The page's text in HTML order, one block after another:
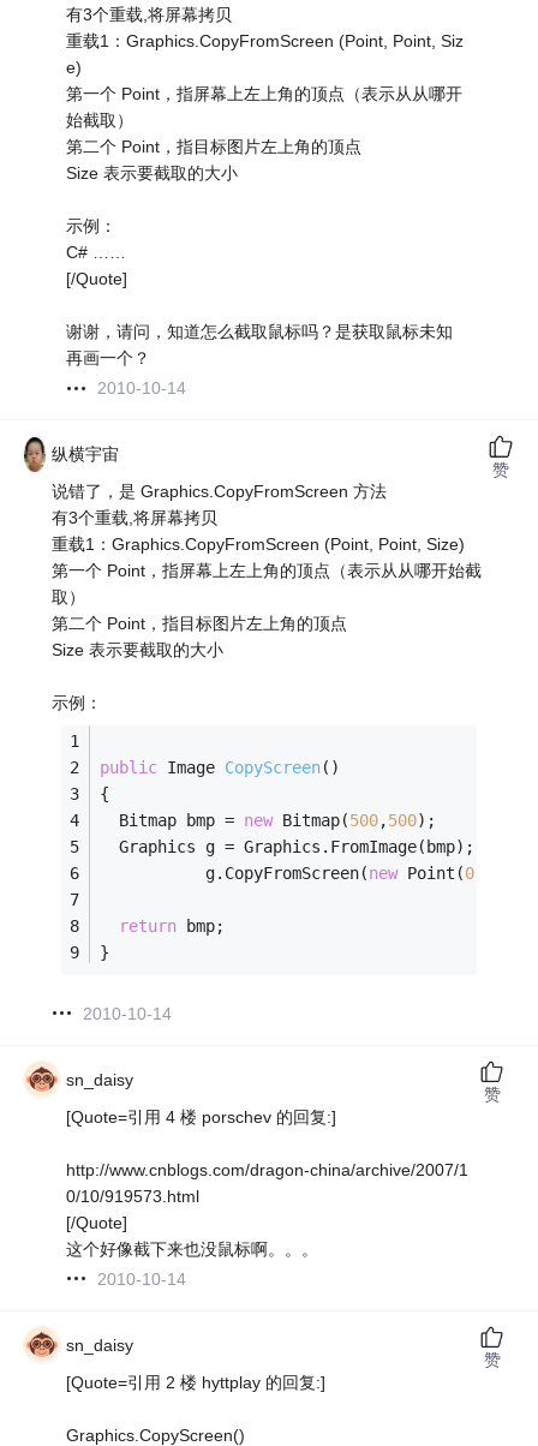
有3个重载,将屏幕拷贝
重载1：Graphics.CopyFromScreen (Point, Point, Siz
e)
第一个 Point，指屏幕上左上角的顶点（表示从从哪开
始截取）
第二个 Point，指目标图片左上角的顶点
Size 表示要截取的大小
示例：
C# ……
[/Quote]
谢谢，请问，知道怎么截取鼠标吗？是获取鼠标未知
再画一个？
2010-10-14
纵横宇宙
说错了，是 Graphics.CopyFromScreen 方法
有3个重载,将屏幕拷贝
重载1：Graphics.CopyFromScreen (Point, Point, Size)
第一个 Point，指屏幕上左上角的顶点（表示从从哪开始截
取）
第二个 Point，指目标图片左上角的顶点
Size 表示要截取的大小
示例：
public Image CopyScreen()
{
  Bitmap bmp =
new Bitmap(500,500);
  Graphics g = Graphics.FromImage(bmp);
           g.CopyFromScreen(
new Point(0
return bmp;
}
2010-10-14
赞
sn_daisy
[Quote=引用 4 楼 porschev 的回复:]
http://www.cnblogs.com/dragon-china/archive/2007/1
0/10/919573.html
[/Quote]
这个好像截下来也没鼠标啊。。。
2010-10-14
赞
sn_daisy
[Quote=引用 2 楼 hyttplay 的回复:]
Graphics.CopyScreen()
赞